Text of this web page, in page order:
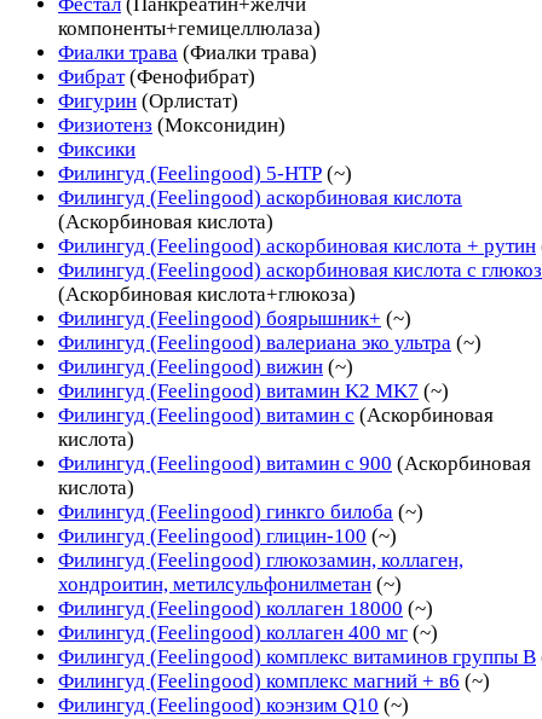
компоненты+гемицеллюлаза)
Фиалки трава (Фиалки трава)
Фибрат (Фенофибрат)
Фигурин (Орлистат)
Физиотенз (Моксонидин)
Фиксики
Филингуд (Feelingood) 5-НТР (~)
Филингуд (Feelingood) аскорбиновая кислота
(Аскорбиновая кислота)
Филингуд (Feelingood) аскорбиновая кислота + рутин
Филингуд (Feelingood) аскорбиновая кислота с
(Аскорбиновая кислота+глюкоза)
Филингуд (Feelingood) боярышник+ (~)
Филингуд (Feelingood) валериана эко ультра (~)
Филингуд (Feelingood) вижин (~)
Филингуд (Feelingood) витамин K2 MK7 (~)
Филингуд (Feelingood) витамин с (Аскорбиновая
кислота)
Филингуд (Feelingood) витамин с 900 (Аскорбиновая
кислота)
Филингуд (Feelingood) гинкго билоба (~)
Филингуд (Feelingood) глицин-100 (~)
Филингуд (Feelingood) глюкозамин, коллаген,
хондроитин, метилсульфонилметан (~)
Филингуд (Feelingood) коллаген 18000 (~)
Филингуд (Feelingood) коллаген 400 мг (~)
Филингуд (Feelingood) комплекс витаминов группы В
Филингуд (Feelingood) комплекс магний + в6 (~)
Филингуд (Feelingood) коэнзим Q10 (~)